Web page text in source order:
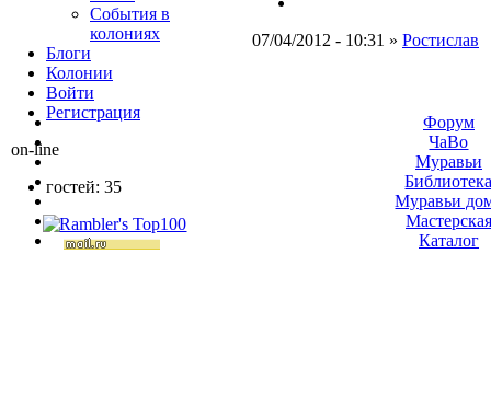
07/04/2012 - 10:31 » Ростислав
События в
колониях
Блоги
Колонии
Войти
Peгиcтpaция
on-line
гостей: 35
Форум
ЧаВо
Муравьи
Муравьи
Мастерская
Каталог